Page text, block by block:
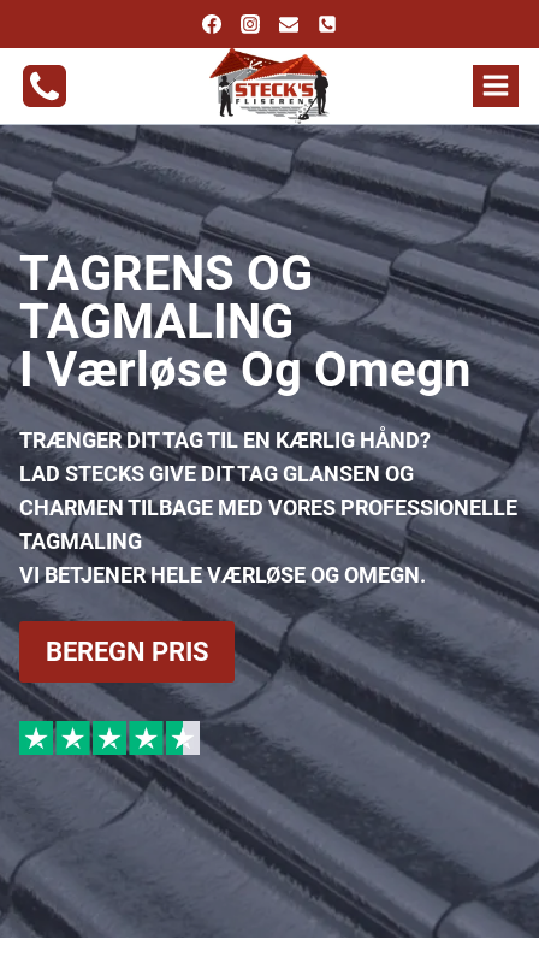
til
indhold
TAGRENS OG
TAGMALING
I Værløse Og Omegn
TRÆNGER DIT TAG TIL EN KÆRLIG HÅND?
LAD STECKS GIVE DIT TAG GLANSEN OG
CHARMEN TILBAGE MED VORES PROFESSIONELLE
TAGMALING
VI BETJENER HELE VÆRLØSE OG OMEGN.
BEREGN PRIS